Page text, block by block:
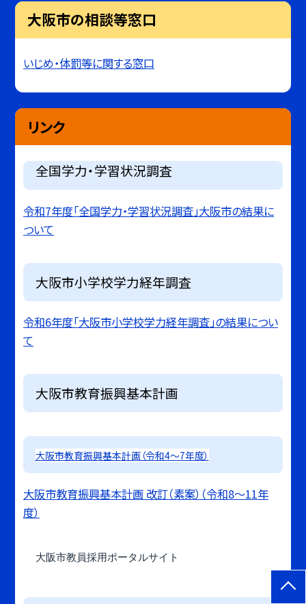
大阪市の相談等窓口
いじめ・体罰等に関する窓口
リンク
全国学力・学習状況調査
令和7年度「全国学力・学習状況調査」大阪市の結果に
ついて
大阪市小学校学力経年調査
令和6年度「大阪市小学校学力経年調査」の結果につい
て
大阪市教育振興基本計画
大阪市教育振興基本計画（令和4～7年度）
大阪市教育振興基本計画 改訂（素案）（令和8～11年
度）
大阪市教員採用ポータルサイト